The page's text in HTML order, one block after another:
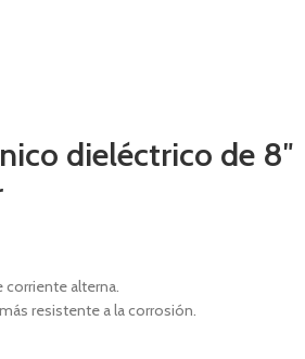
dieléctrico de 8″
corriente alterna.
resistente a la corrosión.